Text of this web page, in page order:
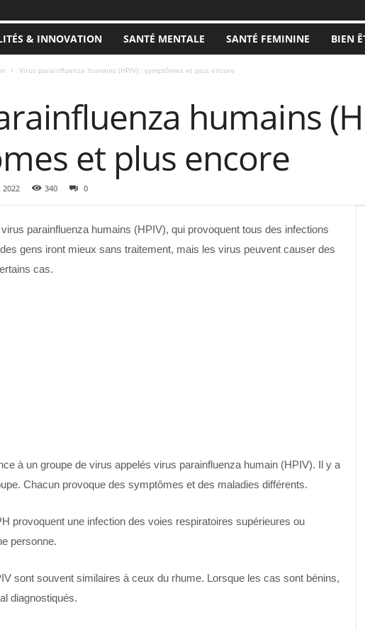
& INNOVATION SANTÉ MENTALE SANTÉ FEMININE BIEN
Virus parainfluenza humains (HPIV) : symptômes et plus encore
humains
et plus encore
2022 340 0
parainfluenza humains (HPIV), qui provoquent tous des infections
gens iront mieux sans traitement, mais les virus peuvent causer des
cas.
à un groupe de virus appelés virus parainfluenza humain (HPIV). Il y a
Chacun provoque des symptômes et des maladies différents.
provoquent une infection des voies respiratoires supérieures ou
personne.
sont souvent similaires à ceux du rhume. Lorsque les cas sont bénins,
diagnostiqués.